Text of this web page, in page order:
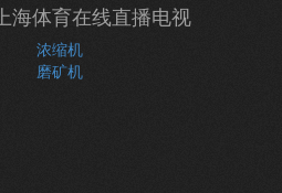
上海体育在线直播电视
浓缩机
磨矿机